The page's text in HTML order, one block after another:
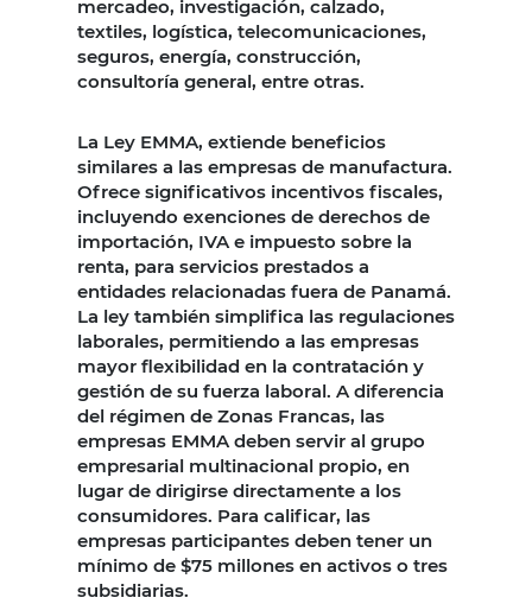
mercadeo, investigación, calzado,
textiles, logística, telecomunicaciones,
seguros, energía, construcción,
consultoría general, entre otras.
La Ley EMMA, extiende beneficios
similares a las empresas de manufactura.
Ofrece significativos incentivos fiscales,
incluyendo exenciones de derechos de
importación, IVA e impuesto sobre la
renta, para servicios prestados a
entidades relacionadas fuera de Panamá.
La ley también simplifica las regulaciones
laborales, permitiendo a las empresas
mayor flexibilidad en la contratación y
gestión de su fuerza laboral. A diferencia
del régimen de Zonas Francas, las
empresas EMMA deben servir al grupo
empresarial multinacional propio, en
lugar de dirigirse directamente a los
consumidores. Para calificar, las
empresas participantes deben tener un
mínimo de $75 millones en activos o tres
subsidiarias.